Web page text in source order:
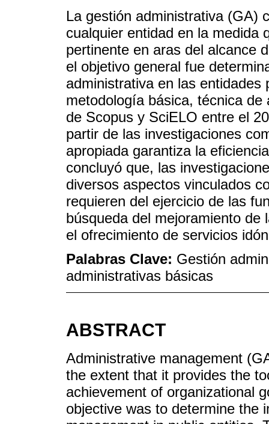
La gestión administrativa (GA)
cualquier entidad en la medida
pertinente en aras del alcance
el objetivo general fue
administrativa en las
metodología básica, técnica
de Scopus y SciELO entre el
partir de las investigaciones
apropiada garantiza la
concluyó que, las
diversos aspectos vinculados
requieren del ejercicio de las
búsqueda del mejoramiento de
el ofrecimiento de servicios
Palabras Clave: Gestión
administrativas básicas
ABSTRACT
Administrative management
the extent that it provides the
achievement of organizational
objective was to determine the